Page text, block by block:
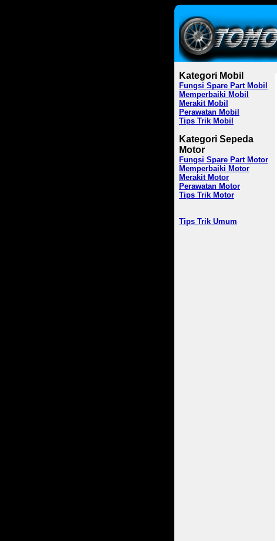
Kategori Mobil
Fungsi Spare Part Mobil
Memperbaiki Mobil
Merakit Mobil
Perawatan Mobil
Tips Trik Mobil
Kategori Sepeda
Motor
Fungsi Spare Part Motor
Memperbaiki Motor
Merakit Motor
Perawatan Motor
Tips Trik Motor
Tips Trik Umum